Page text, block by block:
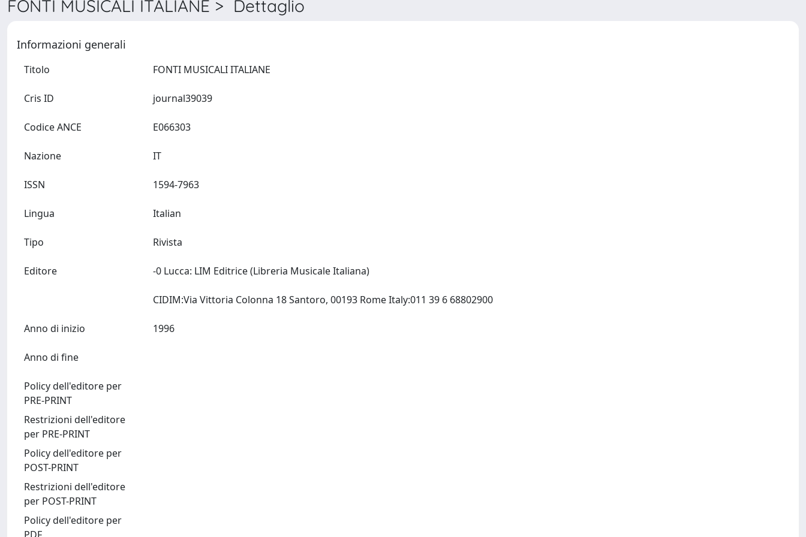
FONTI MUSICALI ITALIANE > Dettaglio
Informazioni generali
Titolo
Cris ID
Codice ANCE
Nazione
ISSN
Lingua
Tipo Rivista
Editore -0 Lucca: LIM Editrice (Libreria Musicale Italiana)
Anno di inizio
Anno di fine
Policy dell'editore per
PRE-PRINT
Restrizioni dell'editore
per PRE-PRINT
Policy dell'editore per
POST-PRINT
Restrizioni dell'editore
per POST-PRINT
Policy dell'editore per